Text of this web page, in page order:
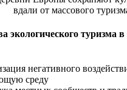
экологического туризма
негативного
среду